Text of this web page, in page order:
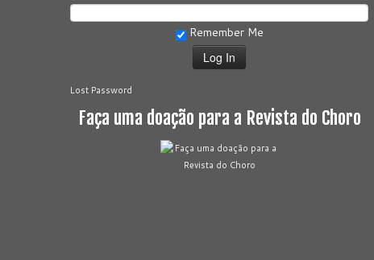
Remember Me
Lost Password
Faça uma doação para a Revista do Choro